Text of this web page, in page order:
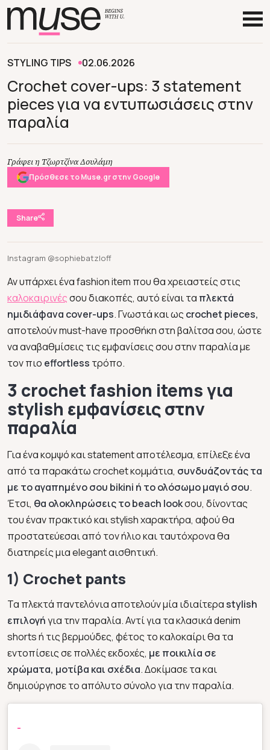
STYLING TIPS 02.06.2026
Crochet cover-ups: 3 statement
pieces για να εντυπωσιάσεις στην
παραλία
Γράφει η Τζωρτζίνα Δουλάμη
Πρόσθεσε το Muse.gr στην Google
Share
Instagram @sophiebatzloff
Αν υπάρχει ένα fashion item που θα χρειαστείς στις
καλοκαιρινέςσου διακοπές, αυτό είναι τα πλεκτά
ημιδιάφανα cover-ups. Γνωστά και ως crochet pieces,
αποτελούν must-have προσθήκη στη βαλίτσα σου, ώστε
να αναβαθμίσεις τις εμφανίσεις σου στην παραλία με
τον πιο effortless τρόπο.
3 crochet fashion items για
stylish εμφανίσεις στην
παραλία
Για ένα κομψό και statement αποτέλεσμα, επίλεξε ένα
από τα παρακάτω crochet κομμάτια, συνδυάζοντάς τα
με το αγαπημένο σου bikini ή το ολόσωμο μαγιό σου.
Έτσι, θα ολοκληρώσεις το beach lookσου, δίνοντας
του έναν πρακτικό και stylish χαρακτήρα, αφού θα
προστατεύεσαι από τον ήλιο και ταυτόχρονα θα
διατηρείς μια elegant αισθητική.
1) Crochet pants
Τα πλεκτά παντελόνια αποτελούν μία ιδιαίτεραstylish
επιλογήγια την παραλία. Αντί για τα κλασικά denim
shorts ή τις βερμούδες, φέτος το καλοκαίρι θα τα
εντοπίσεις σε πολλές εκδοχές, με ποικιλία σε
χρώματα, μοτίβα και σχέδια. Δοκίμασε τα και
δημιούργησε το απόλυτο σύνολο για την παραλία.